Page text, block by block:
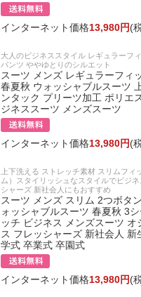
インターネット価格13,980円(
大人のビジネススタイル レギュラーフ
パンツ ややゆとりのシルエット
スーツ メンズ レギュラーフィ
春夏秋 ウォッシャブルスーツ
ンタック プリーツ加工 ポリエ
ジネススーツ メンズスーツ
インターネット価格13,980円(
上下洗える ストレッチ素材 スリムフィ
ム）スタイリッシュなスタイルでビジ
シャーズ 新社会人にもおすすめ
スーツ メンズ スリム 2つボタ
ォッシャブルスーツ 春夏秋 3
ッチ ビジネス メンズスーツ オ
ス フレッシャーズ 新社会人 新
学式 卒業式 卒園式
インターネット価格13,980円(